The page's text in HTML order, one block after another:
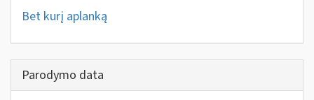
Bet kurį aplanką
Parodymo data